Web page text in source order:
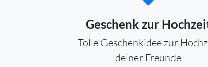
Geschenk zur
Tolle Geschenkidee zur
deiner Freunde